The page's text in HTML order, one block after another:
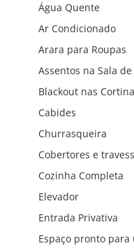
Água Quente
Ar Condicionado
Arara para Roupas
Assentos na Sala
Blackout nas
Cabides
Churrasqueira
Cobertores e
Cozinha Completa
Elevador
Entrada Privativa
Espaço pronto